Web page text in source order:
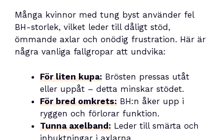
Många kvinnor med tung byst använder fel
BH-storlek, vilket leder till dåligt stöd,
ömmande axlar och onödig frustration. Här är
några vanliga fallgropar att undvika:
För liten kupa: Brösten pressas utåt
eller uppåt – detta minskar stödet.
För bred omkrets: BH:n åker upp i
ryggen och förlorar funktion.
Tunna axelband: Leder till smärta och
inbuktningar i axlarna.